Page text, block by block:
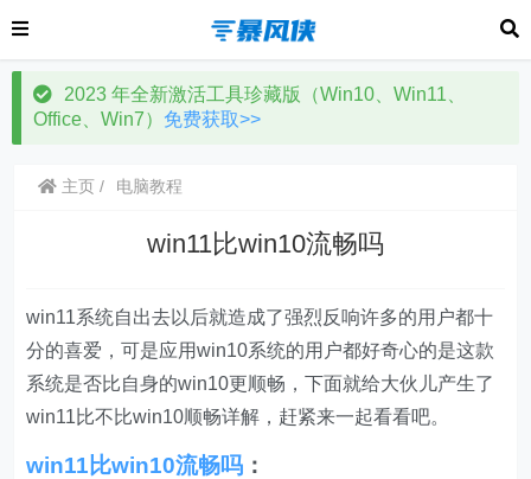
2023 年全新激活工具珍藏版（Win10、Win11、
Office、Win7） 免费获取>>
主页 电脑教程
win11比win10流畅吗
win11系统自出去以后就造成了强烈反响许多的用户都十
分的喜爱，可是应用win10系统的用户都好奇心的是这款
系统是否比自身的win10更顺畅，下面就给大伙儿产生了
win11比不比win10顺畅详解，赶紧来一起看看吧。
win11比win10流畅吗 ：